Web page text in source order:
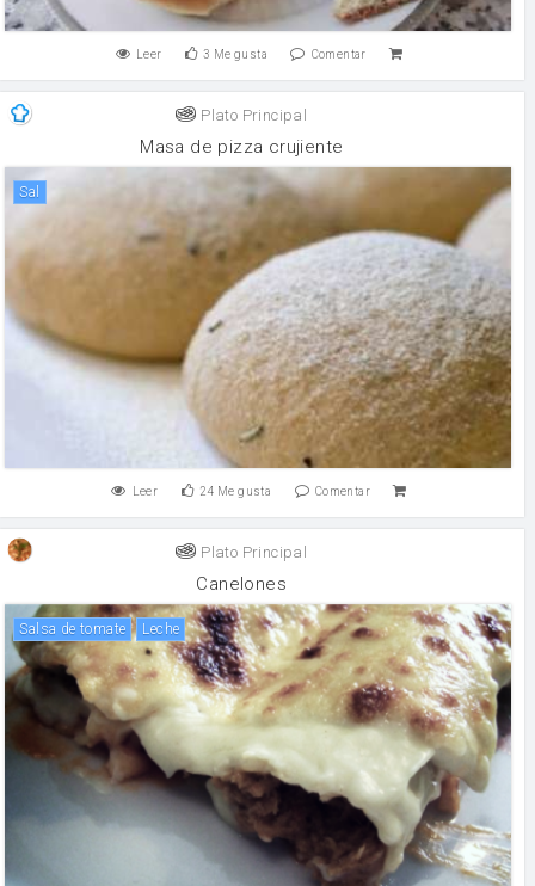
Leer 3 Me gusta Comentar
Plato Principal
Masa de pizza crujiente
sal
Leer 24 Me gusta Comentar
Plato Principal
Canelones
salsa de tomate leche